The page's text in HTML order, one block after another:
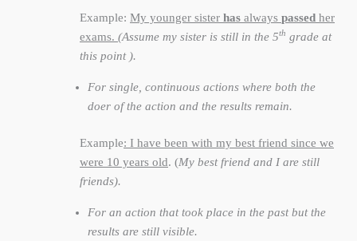
Example: My younger sister has always passed her
exams. (Assume my sister is still in the 5th grade at
this point ).
For single, continuous actions where both the
doer of the action and the results remain.
Example: I have been with my best friend since we
were 10 years old. (My best friend and I are still
friends).
For an action that took place in the past but the
results are still visible.